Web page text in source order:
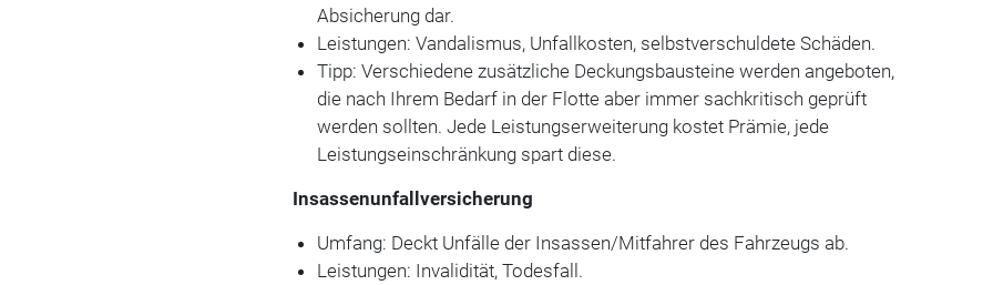
Absicherung dar.
Leistungen: Vandalismus, Unfallkosten, selbstverschuldete Schäden.
Tipp: Verschiedene zusätzliche Deckungsbausteine werden angeboten,
die nach Ihrem Bedarf in der Flotte aber immer sachkritisch geprüft
werden sollten. Jede Leistungserweiterung kostet Prämie, jede
Leistungseinschränkung spart diese.
Insassenunfallversicherung
Umfang: Deckt Unfälle der Insassen/Mitfahrer des Fahrzeugs ab.
Leistungen: Invalidität, Todesfall.